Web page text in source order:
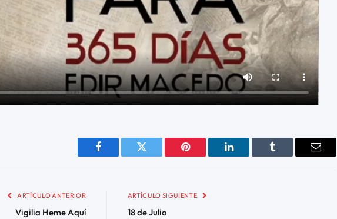
Facebook Twitter Pinterest LinkedIn Tumblr Email
ARTÍCULO ANTERIOR
Vigilia Heme Aquí
ARTÍCULO SIGUIENTE
18 de Julio